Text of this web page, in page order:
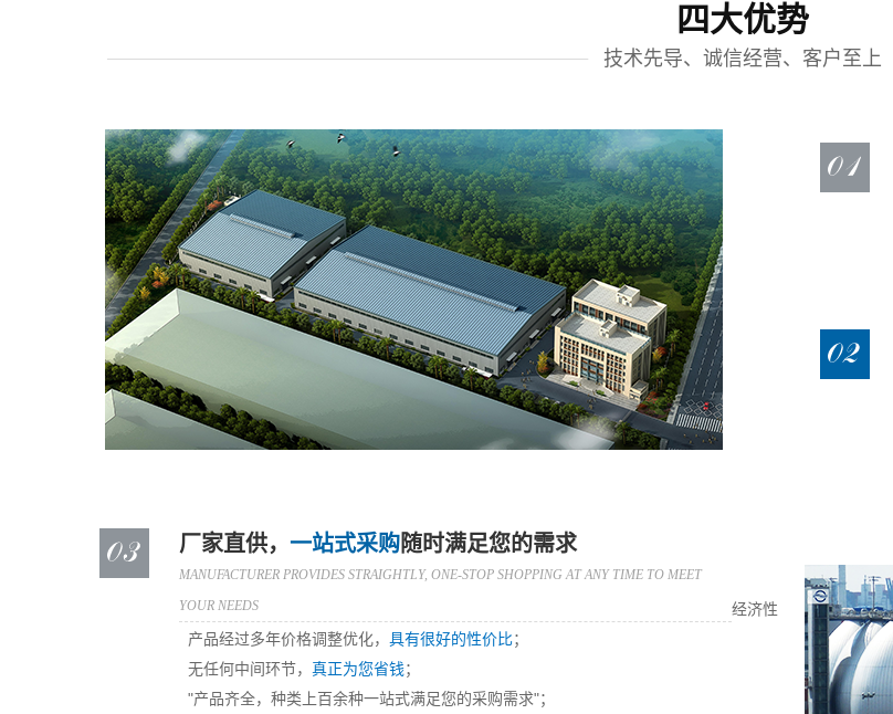
四大优势
技术先导、诚信经营、客户至上
厂家直供， 一站式采购随时满足您的需求
MANUFACTURER PROVIDES STRAIGHTLY, ONE-STOP SHOPPING AT ANY TIME TO MEET
YOUR NEEDS
经济性
产品经过多年价格调整优化， 具有很好的性价比；
无任何中间环节， 真正为您省钱；
"产品齐全，种类上百余种一站式满足您的采购需求"；